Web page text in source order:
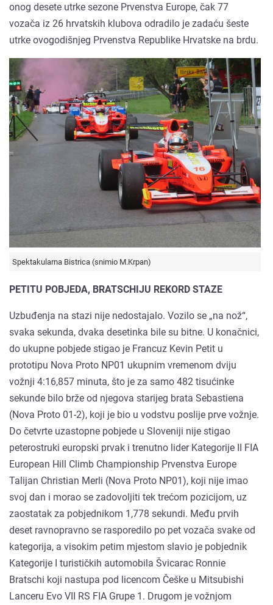
onog desete utrke sezone Prvenstva Europe, čak 77
vozača iz 26 hrvatskih klubova odradilo je zadaću šeste
utrke ovogodišnjeg Prvenstva Republike Hrvatske na brdu.
Spektakularna Bistrica (snimio M.Krpan)
PETITU POBJEDA, BRATSCHIJU REKORD STAZE
Uzbuđenja na stazi nije nedostajalo. Vozilo se „na nož“,
svaka sekunda, dvaka desetinka bile su bitne. U konačnici,
do ukupne pobjede stigao je Francuz Kevin Petit u
prototipu Nova Proto NP01 ukupnim vremenom dviju
vožnji 4:16,857 minuta, što je za samo 482 tisućinke
sekunde bilo brže od njegova starijeg brata Sebastiena
(Nova Proto 01-2), koji je bio u vodstvu poslije prve vožnje.
Do četvrte uzastopne pobjede u Sloveniji nije stigao
peterostruki europski prvak i trenutno lider Kategorije II FIA
European Hill Climb Championship Prvenstva Europe
Talijan Christian Merli (Nova Proto NP01), koji nije imao
svoj dan i morao se zadovoljiti tek trećom pozicijom, uz
zaostatak za pobjednikom 1,778 sekundi. Među prvih
deset ravnopravno se rasporedilo po pet vozača svake od
kategorija, a visokim petim mjestom slavio je pobjednik
Kategorije I turističkih automobila Švicarac Ronnie
Bratschi koji nastupa pod licencom Češke u Mitsubishi
Lanceru Evo VII RS FIA Grupe 1. Drugom je vožnjom